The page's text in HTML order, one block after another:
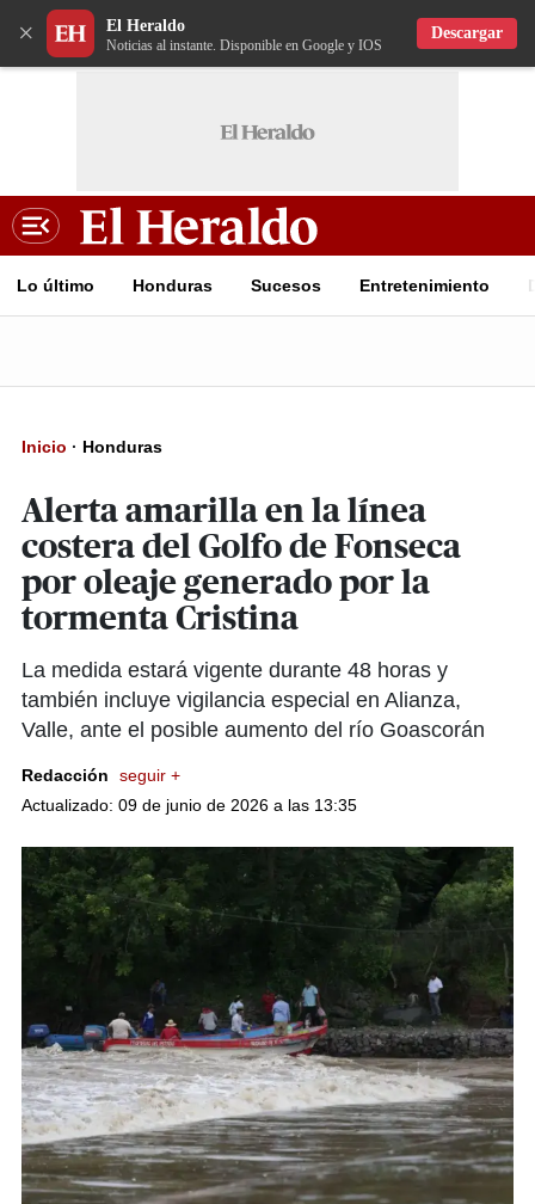
× El Heraldo
Noticias al instante. Disponible en Google y IOS
Descargar
Lo último Honduras Sucesos Entretenimiento
Inicio · Honduras
Alerta amarilla en la línea
costera del Golfo de Fonseca
por oleaje generado por la
tormenta Cristina
La medida estará vigente durante 48 horas y
también incluye vigilancia especial en Alianza,
Valle, ante el posible aumento del río Goascorán
Redacción
seguir +
Actualizado: 09 de junio de 2026 a las 13:35